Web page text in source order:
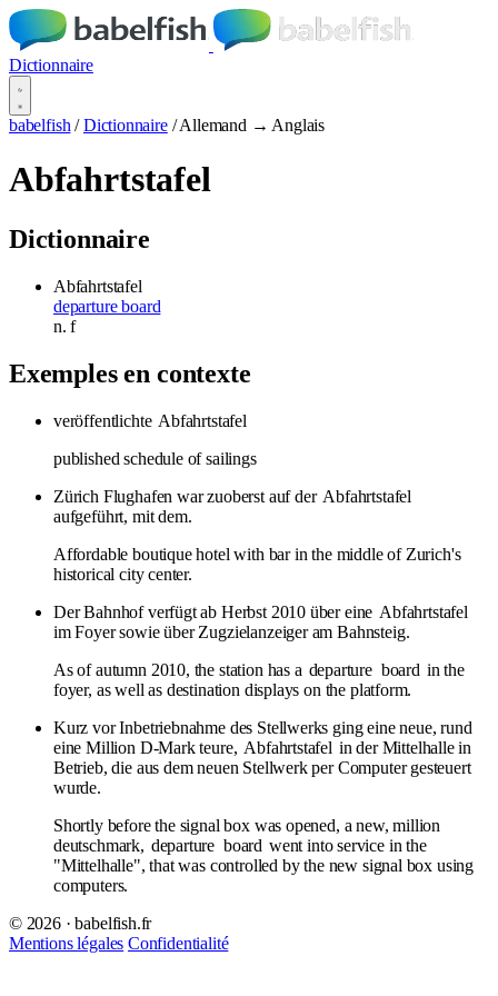
Dictionnaire
babelfish / Dictionnaire / Allemand → Anglais
Abfahrtstafel
Dictionnaire
Abfahrtstafel
departure board
n.f
Exemples en contexte
veröffentlichte Abfahrtstafel
published schedule of sailings
Zürich Flughafen war zuoberst auf der Abfahrtstafel
aufgeführt, mit dem.
Affordable boutique hotel with bar in the middle of Zurich's
historical city center.
Der Bahnhof verfügt ab Herbst 2010 über eine Abfahrtstafel
im Foyer sowie über Zugzielanzeiger am Bahnsteig.
As of autumn 2010, the station has a departure board in the
foyer, as well as destination displays on the platform.
Kurz vor Inbetriebnahme des Stellwerks ging eine neue, rund
eine Million D-Mark teure, Abfahrtstafel in der Mittelhalle in
Betrieb, die aus dem neuen Stellwerk per Computer gesteuert
wurde.
Shortly before the signal box was opened, a new, million
deutschmark, departure board went into service in the
"Mittelhalle", that was controlled by the new signal box using
computers.
© 2026 · babelfish.fr
Mentions légales Confidentialité